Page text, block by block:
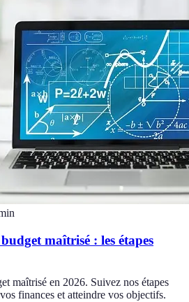
maîtrisé : les étapes
maîtrisé en 2026. Suivez nos étapes
finances et atteindre vos objectifs.